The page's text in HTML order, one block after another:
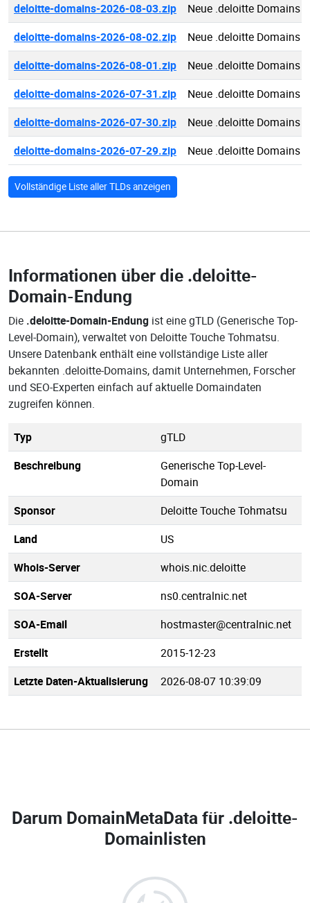
deloitte-domains-2026-08-03.zip
Neue .deloitte Domains
deloitte-domains-2026-08-02.zip
Neue .deloitte Domains
deloitte-domains-2026-08-01.zip
Neue .deloitte Domains
deloitte-domains-2026-07-31.zip
Neue .deloitte Domains
deloitte-domains-2026-07-30.zip
Neue .deloitte Domains
deloitte-domains-2026-07-29.zip
Neue .deloitte Domains
Vollständige Liste aller TLDs anzeigen
Informationen über die .deloitte-
Domain-Endung
Die .deloitte-Domain-Endung ist eine gTLD (Generische Top-
Level-Domain), verwaltet von Deloitte Touche Tohmatsu.
Unsere Datenbank enthält eine vollständige Liste aller
bekannten .deloitte-Domains, damit Unternehmen, Forscher
und SEO-Experten einfach auf aktuelle Domaindaten
zugreifen können.
Typ
gTLD
Beschreibung
Generische Top-Level-
Domain
Sponsor
Deloitte Touche Tohmatsu
Land
US
Whois-Server
whois.nic.deloitte
SOA-Server
ns0.centralnic.net
SOA-Email
hostmaster@centralnic.net
Erstellt
2015-12-23
Letzte Daten-Aktualisierung
2026-08-07 10:39:09
Darum DomainMetaData für .deloitte-
Domainlisten